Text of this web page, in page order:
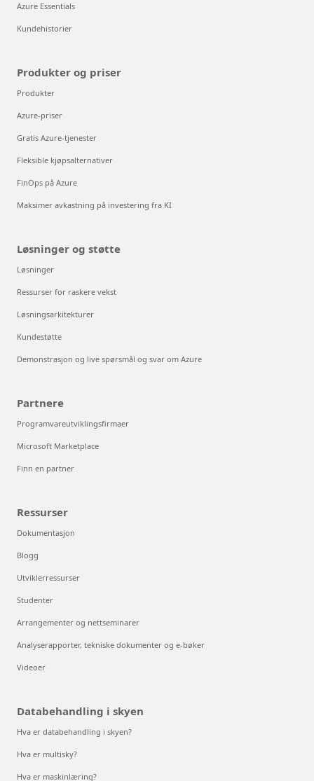
Azure Essentials
Kundehistorier
Produkter og priser
Produkter
Azure-priser
Gratis Azure-tjenester
Fleksible kjøpsalternativer
FinOps på Azure
Maksimer avkastning på investering fra KI
Løsninger og støtte
Løsninger
Ressurser for raskere vekst
Løsningsarkitekturer
Kundestøtte
Demonstrasjon og live spørsmål og svar om Azure
Partnere
Programvareutviklingsfirmaer
Microsoft Marketplace
Finn en partner
Ressurser
Dokumentasjon
Blogg
Utviklerressurser
Studenter
Arrangementer og nettseminarer
Analyserapporter, tekniske dokumenter og e-bøker
Videoer
Databehandling i skyen
Hva er databehandling i skyen?
Hva er multisky?
Hva er maskinlæring?